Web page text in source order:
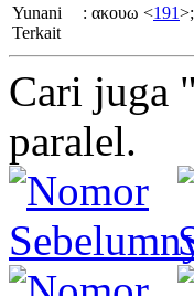
Yunani
Terkait
: ακουω <191
Cari juga "
paralel.